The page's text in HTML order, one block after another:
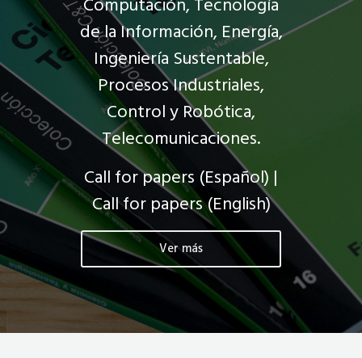
Computación, Tecnología
de la Información, Energía,
Ingeniería Sustentable,
Procesos Industriales,
Control y Robótica,
Telecomunicaciones.
Call for papers (Español) |
Call for papers (English)
Ver más